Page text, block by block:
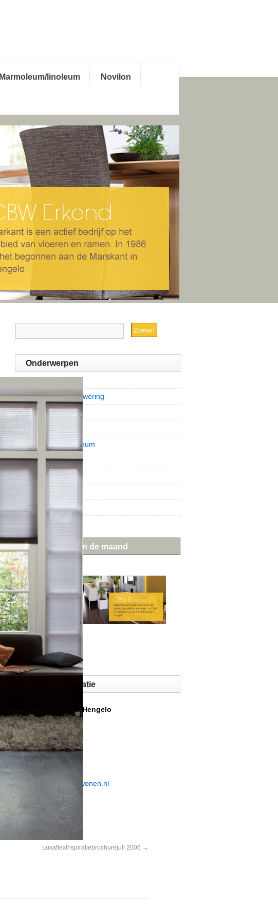
Marmoleum/linoleum Novilon
LuxaflexInspiratiebrochurejuli 2006
Onderwerpen
Gordijnen en zonwering
Projectinrichting
Contact
Marmoleum/linoleum
Novilon
Parket
Laminaat
Aanbieding van de maand
Contactinformatie
Markant Wonen Hengelo
Beitelstraat 17
7556 ND Hengelo
T: 074 291 11 99
F: 074 291 48 48
info@markantwonen.nl